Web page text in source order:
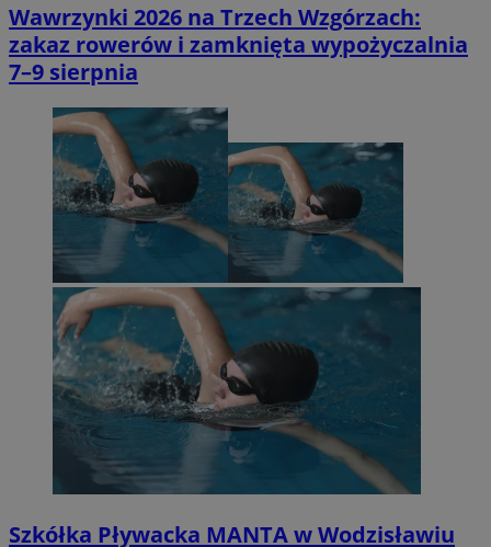
Wawrzynki 2026 na Trzech Wzgórzach:
zakaz rowerów i zamknięta wypożyczalnia
7–9 sierpnia
Szkółka Pływacka MANTA w Wodzisławiu